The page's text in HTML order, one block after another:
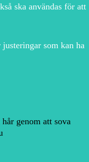
ska användas för att
som kan ha
genom att sova